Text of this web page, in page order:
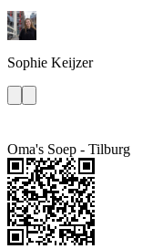
Sophie Keijzer
Oma's Soep - Tilburg